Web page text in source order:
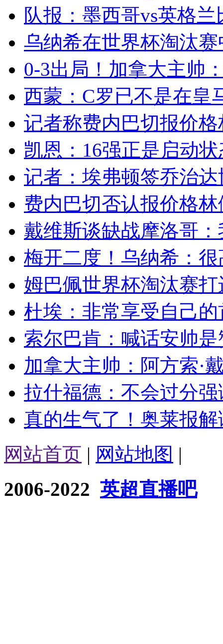
队报：墨西哥vs英格
乌纳希在世界杯淘汰
0-3出局！加拿大主帅
西蒙：C罗已不是在皇
记者称费内巴切报价
凯恩：16强正是启动
记者：埃弗顿签乔治
费内巴切否认报价格
戴维斯谈缺战摩洛哥
梅开二度！乌纳希：
姆巴佩世界杯淘汰赛
杜埃：非常享受自己
索尔巴肯：喊话安帅
加拿大主帅：阿方索·
拉什福德：不会过分
真的生气了！奥莱报
网站首页 | 网站地图 |
2006-2022 英超直播吧